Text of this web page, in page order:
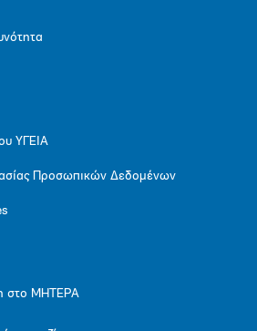
ΥΓΕΙΑ
Προσωπικών Δεδομένων
στο ΜΗΤΕΡΑ